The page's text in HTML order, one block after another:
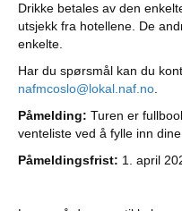
Drikke betales av den
utsjekk fra hotellene. De
enkelte.
Har du spørsmål kan du
nafmcoslo@lokal.naf.no.
Påmelding: Turen er
venteliste ved å fylle inn
Påmeldingsfrist: 1. april